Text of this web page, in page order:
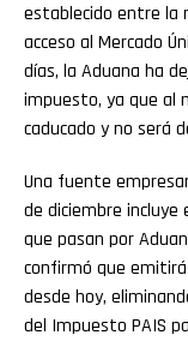
establecido entre la
acceso al Mercado
días, la Aduana ha
impuesto, ya que al
caducado y no será
Una fuente
de diciembre incluye
que pasan por
confirmó que emitirá
desde hoy,
del Impuesto PAIS